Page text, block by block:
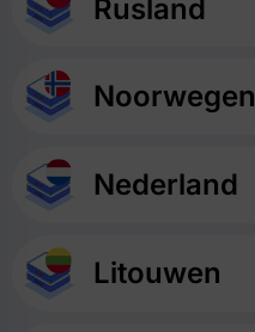
Rusland
Noorwegen
Nederland
Litouwen